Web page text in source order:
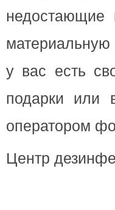
недостающие
материальную
у вас есть
подарки или
оператором
Центр